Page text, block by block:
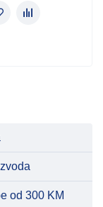
od 300 KM